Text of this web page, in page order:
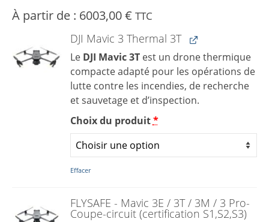
À partir de : 6003,00€ TTC
DJI Mavic 3 Thermal 3T
Le DJI Mavic 3Test un drone thermique
compacte adapté pour les opérations de
lutte contre les incendies, de recherche
et sauvetage et d’inspection.
Choix du produit*
Effacer
FLYSAFE - Mavic 3E / 3T / 3M / 3 Pro-
Coupe-circuit (certification S1,S2,S3)